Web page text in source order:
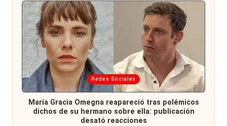
Publicada
en
Redes Sociales
María Gracia Omegna reapareció tras polémicos
dichos de su hermano sobre ella: publicación
desató reacciones